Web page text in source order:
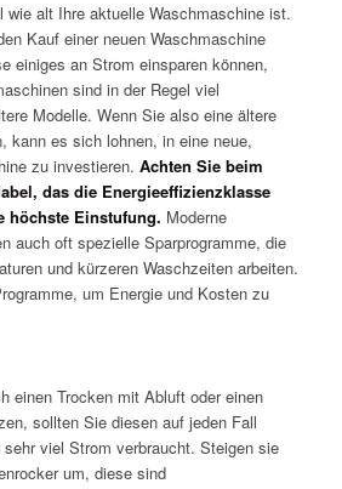
wie alt Ihre aktuelle Waschmaschine ist.
Kauf einer neuen Waschmaschine
einiges an Strom einsparen können,
sind in der Regel viel
Modelle. Wenn Sie also eine ältere
kann es sich lohnen, in eine neue,
zu investieren. Achten Sie beim
das die Energieeffizienzklasse
höchste Einstufung. Moderne
auch oft spezielle Sparprogramme, die
und kürzeren Waschzeiten arbeiten.
um Energie und Kosten zu
einen Trocken mit Abluft oder einen
sollten Sie diesen auf jeden Fall
viel Strom verbraucht. Steigen sie
um, diese sind